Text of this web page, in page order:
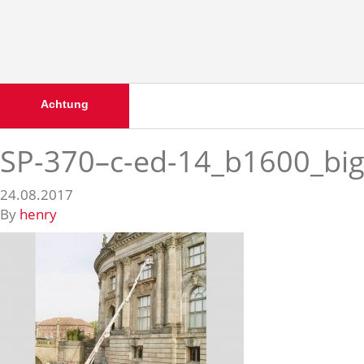
Achtung
SP-370–c-ed-14_b1600_big
24.08.2017
By henry